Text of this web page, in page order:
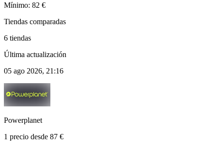
Mínimo: 82 €
Tiendas comparadas
6 tiendas
Última actualización
05 ago 2026, 21:16
Powerplanet
1 precio desde 87 €